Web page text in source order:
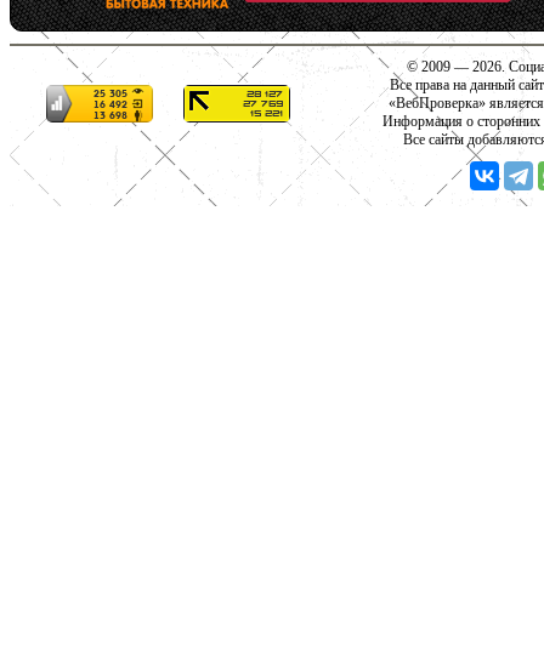
© 2009 — 2026.
Все права на данный
«ВебПроверка»
Информация о сторонних
Все сайты